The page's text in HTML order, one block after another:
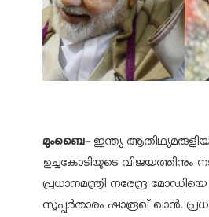
മുംബൈ- ഇന്ത്യ ആതിഥ്യമരുളിയ
ഉച്ചകോടിയുടെ വിജയത്തിനും
പ്രധാനമന്ത്രി നരേന്ദ്ര മോഡിയെ
സൂപ്പര്‍താരം ഷാരൂഖ് ഖാന്‍.